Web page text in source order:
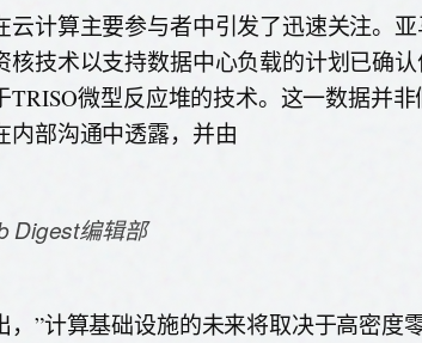
云计算主要参与者中引发了迅速关注。
核技术以支持数据中心负载的计划已确
TRISO微型反应堆的技术。这一数据并
内部沟通中透露，并由
Digest编辑部
，”计算基础设施的未来将取决于高密度